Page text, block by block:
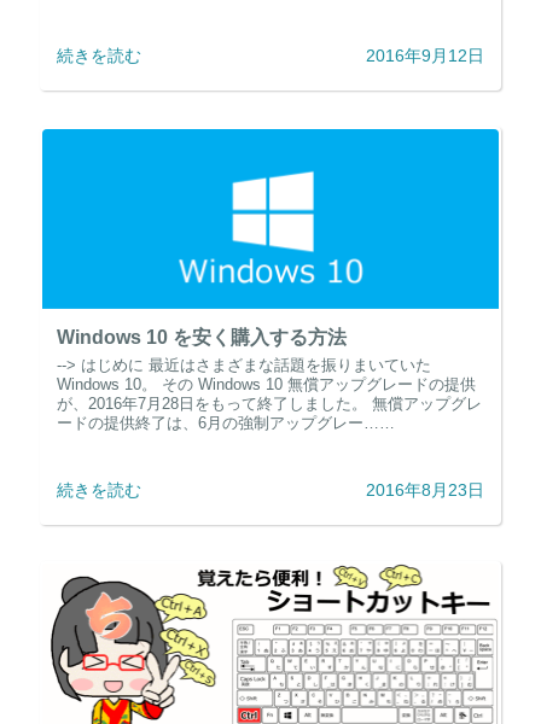
続きを読む 2016年9月12日
Windows 10 を安く購入する方法
--> はじめに 最近はさまざまな話題を振りまいていた
Windows 10。 その Windows 10 無償アップグレードの提供
が、2016年7月28日をもって終了しました。 無償アップグレ
ードの提供終了は、6月の強制アップグレー……
続きを読む 2016年8月23日